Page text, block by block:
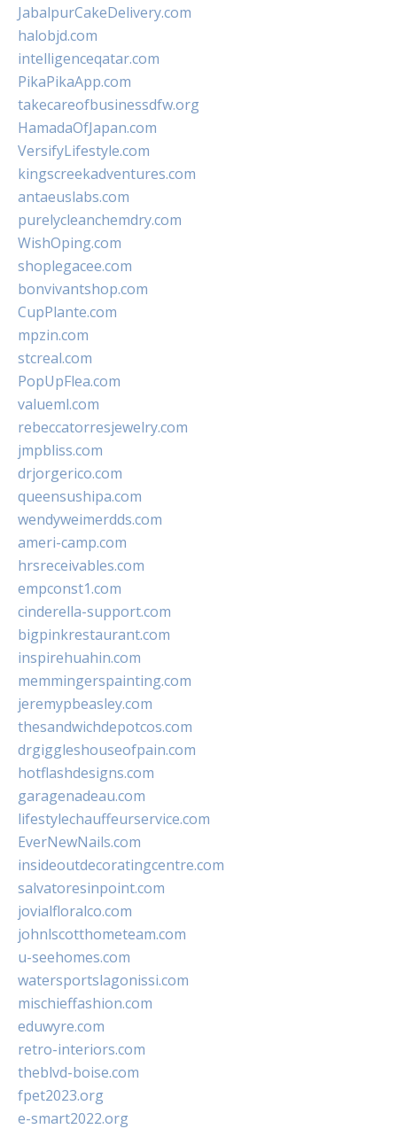
JabalpurCakeDelivery.com
halobjd.com
intelligenceqatar.com
PikaPikaApp.com
takecareofbusinessdfw.org
HamadaOfJapan.com
VersifyLifestyle.com
kingscreekadventures.com
antaeuslabs.com
purelycleanchemdry.com
WishOping.com
shoplegacee.com
bonvivantshop.com
CupPlante.com
mpzin.com
stcreal.com
PopUpFlea.com
valueml.com
rebeccatorresjewelry.com
jmpbliss.com
drjorgerico.com
queensushipa.com
wendyweimerdds.com
ameri-camp.com
hrsreceivables.com
empconst1.com
cinderella-support.com
bigpinkrestaurant.com
inspirehuahin.com
memmingerspainting.com
jeremypbeasley.com
thesandwichdepotcos.com
drgiggleshouseofpain.com
hotflashdesigns.com
garagenadeau.com
lifestylechauffeurservice.com
EverNewNails.com
insideoutdecoratingcentre.com
salvatoresinpoint.com
jovialfloralco.com
johnlscotthometeam.com
u-seehomes.com
watersportslagonissi.com
mischieffashion.com
eduwyre.com
retro-interiors.com
theblvd-boise.com
fpet2023.org
e-smart2022.org